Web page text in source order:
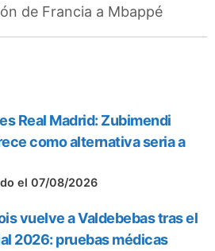
de Francia a Mbappé
Real Madrid: Zubimendi
como alternativa seria a
el 07/08/2026
vuelve a Valdebebas tras el
2026: pruebas médicas